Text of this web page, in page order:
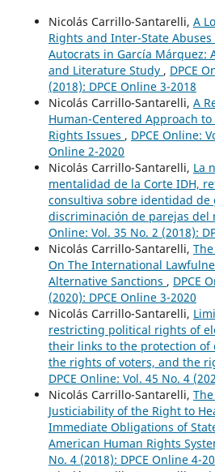
Nicolás Carrillo-Santarelli, A
Rights and Inter-State
Autocrats in García Márquez:
and Literature Study , DPCE
(2018): DPCE Online 3-2018
Nicolás Carrillo-Santarelli, A
Human-Centered Approach
Rights Issues , DPCE Online:
Online 2-2020
Nicolás Carrillo-Santarelli, La
mentalidad de la Corte IDH,
consultiva sobre identidad de
discriminación de parejas del
Online: Vol. 35 No. 2 (2018):
Nicolás Carrillo-Santarelli,
On The International
Alternative Sanctions , DPCE
(2020): DPCE Online 3-2020
Nicolás Carrillo-Santarelli,
restricting political rights of
their links to the protection of
the rights of voters, and the
DPCE Online: Vol. 45 No. 4
Nicolás Carrillo-Santarelli,
Justiciability of the Right to
Immediate Obligations of
American Human Rights
No. 4 (2018): DPCE Online 4-